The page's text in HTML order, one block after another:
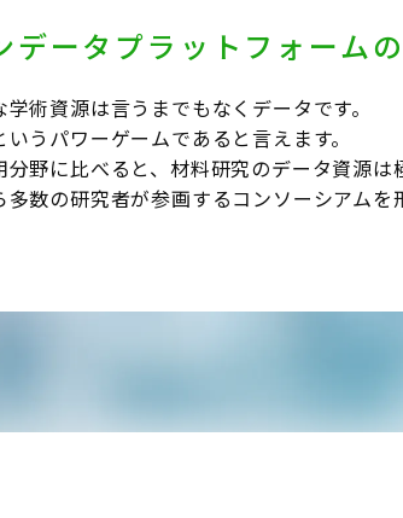
データプラットフォーム
術資源は言うまでもなくデータです。
うパワーゲームであると言えます。
野に比べると、材料研究のデータ資源は
数の研究者が参画するコンソーシアムを